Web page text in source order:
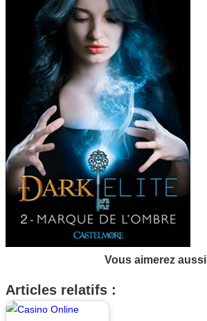
Vous aimerez aussi
Articles relatifs :